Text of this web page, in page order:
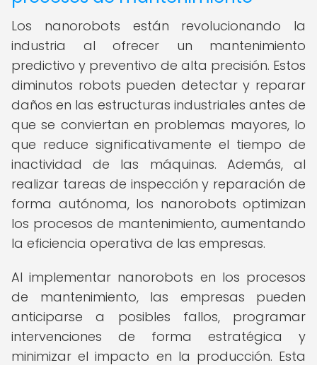
Los nanorobots están revolucionando la
industria al ofrecer un mantenimiento
predictivo y preventivo de alta precisión. Estos
diminutos robots pueden detectar y reparar
daños en las estructuras industriales antes de
que se conviertan en problemas mayores, lo
que reduce significativamente el tiempo de
inactividad de las máquinas. Además, al
realizar tareas de inspección y reparación de
forma autónoma, los nanorobots optimizan
los procesos de mantenimiento, aumentando
la eficiencia operativa de las empresas.
Al implementar nanorobots en los procesos
de mantenimiento, las empresas pueden
anticiparse a posibles fallos, programar
intervenciones de forma estratégica y
minimizar el impacto en la producción. Esta